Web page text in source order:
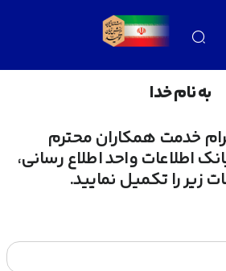
به نام خدا
خدمت همکاران محترم
اطلاعات واحد اطلاع رسانی،
زیر را تکمیل نمایید.